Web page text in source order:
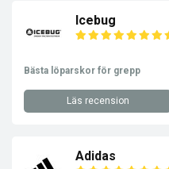
Icebug
Bästa löparskor för grepp
Läs recension
Adidas